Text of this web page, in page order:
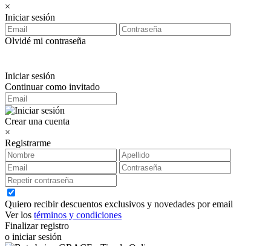
×
Iniciar sesión
Olvidé mi contraseña
Iniciar sesión
Continuar como invitado
Crear una cuenta
×
Registrarme
Quiero recibir descuentos exclusivos y novedades por email
Ver los términos y condiciones
Finalizar registro
o iniciar sesión